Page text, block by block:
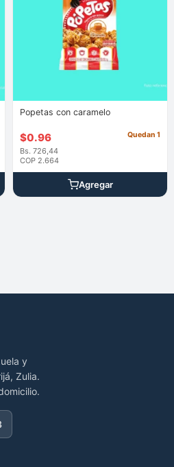
Popetas con caramelo
$0.96
Bs. 726,44
COP 2.664
Quedan 1
Agregar
y
Zulia.